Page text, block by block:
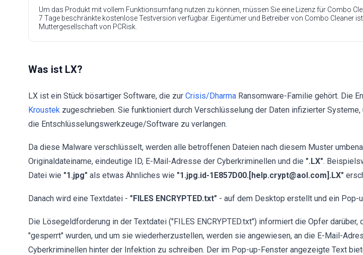
Um das Produkt mit vollem Funktionsumfang nutzen zu können, müssen Sie eine Lizenz für Combo
7 Tage beschränkte kostenlose Testversion verfügbar. Eigentümer und Betreiber von Combo Cleaner ist
Muttergesellschaft von PCRisk.
Was ist LX?
LX ist ein Stück bösartiger Software, die zur Crisis/Dharma Ransomware-Familie gehört. Die
Kroustek zugeschrieben. Sie funktioniert durch Verschlüsselung der Daten infizierter Systeme,
die Entschlüsselungswerkzeuge/Software zu verlangen.
Da diese Malware verschlüsselt, werden alle betroffenen Dateien nach diesem Muster
Originaldateiname, eindeutige ID, E-Mail-Adresse der Cyberkriminellen und die ".LX".
Datei wie "1.jpg" als etwas Ähnliches wie "1.jpg.id-1E857D00.[help.crypt@aol.com].LX"
Danach wird eine Textdatei - "FILES ENCRYPTED.txt" - auf dem Desktop erstellt und ein Pop-
Die Lösegeldforderung in der Textdatei ("FILES ENCRYPTED.txt") informiert die Opfer darüber,
"gesperrt" wurden, und um sie wiederherzustellen, werden sie angewiesen, an die E-Mail-
Cyberkriminellen hinter der Infektion zu schreiben. Der im Pop-up-Fenster angezeigte Text